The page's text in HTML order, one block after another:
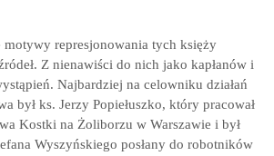
motywy represjonowania tych księży
Z nienawiści do nich jako kapłanów i
Najbardziej na celowniku działań
był ks. Jerzy Popiełuszko, który pracował
Kostki na Żoliborzu w Warszawie i był
Wyszyńskiego posłany do robotników